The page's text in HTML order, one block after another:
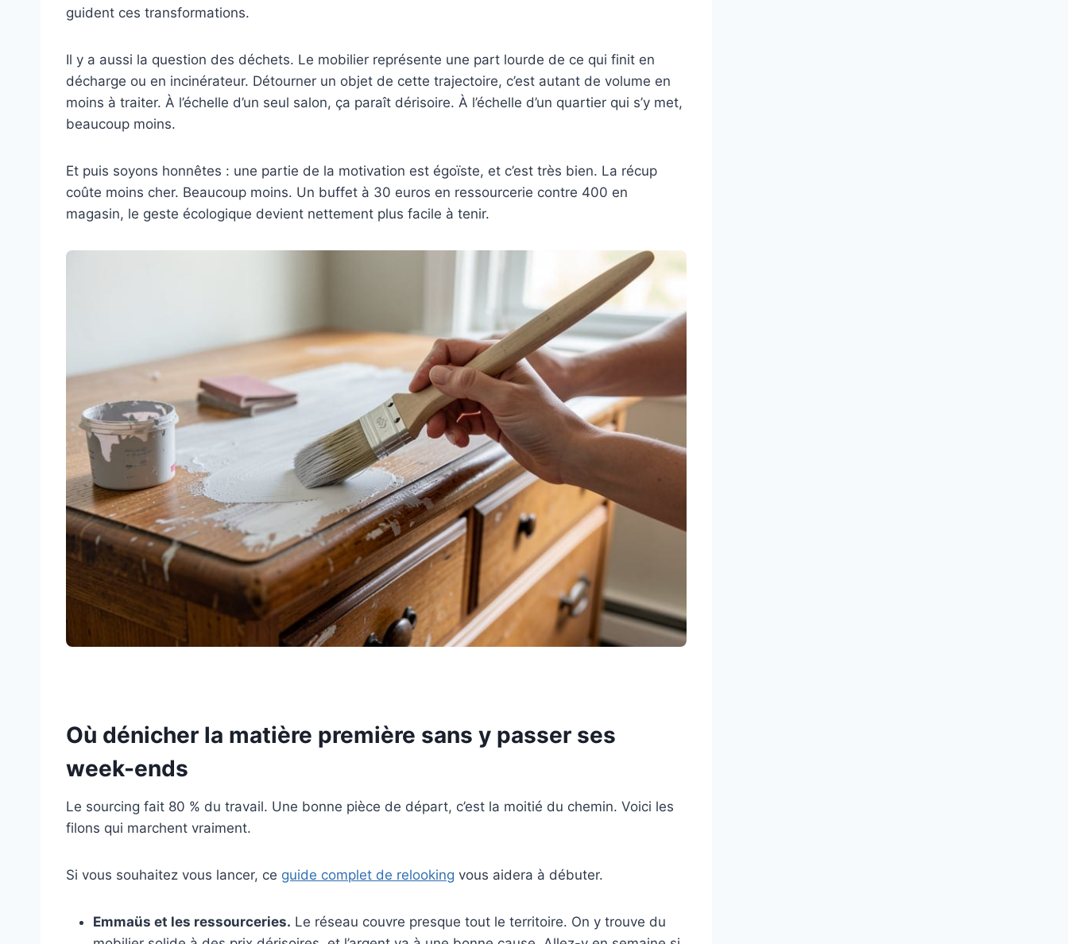
guident ces transformations.
Il y a aussi la question des déchets. Le mobilier représente une part lourde de ce qui finit en
décharge ou en incinérateur. Détourner un objet de cette trajectoire, c’est autant de volume en
moins à traiter. À l’échelle d’un seul salon, ça paraît dérisoire. À l’échelle d’un quartier qui s’y met,
beaucoup moins.
Et puis soyons honnêtes : une partie de la motivation est égoïste, et c’est très bien. La récup
coûte moins cher. Beaucoup moins. Un buffet à 30 euros en ressourcerie contre 400 en
magasin, le geste écologique devient nettement plus facile à tenir.
Où dénicher la matière première sans y passer ses
week-ends
Le sourcing fait 80 % du travail. Une bonne pièce de départ, c’est la moitié du chemin. Voici les
filons qui marchent vraiment.
Si vous souhaitez vous lancer, ce guide complet de relooking vous aidera à débuter.
Emmaüs et les ressourceries. Le réseau couvre presque tout le territoire. On y trouve du